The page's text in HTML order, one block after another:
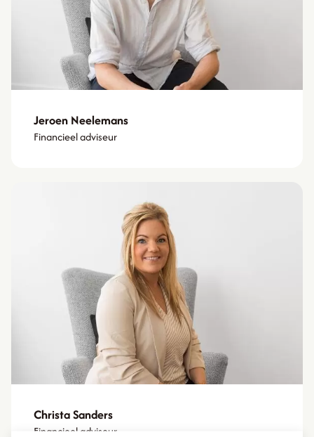
Jeroen Neelemans
Financieel adviseur
Christa Sanders
Financieel adviseur